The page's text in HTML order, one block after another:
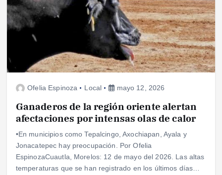
Ofelia Espinoza Local mayo 12, 2026
Ganaderos de la región oriente alertan
afectaciones por intensas olas de calor
•En municipios como Tepalcingo, Axochiapan, Ayala y
Jonacatepec hay preocupación. Por Ofelia
EspinozaCuautla, Morelos: 12 de mayo del 2026. Las altas
temperaturas que se han registrado en los últimos días…